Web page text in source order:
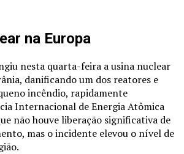
na Europa
nesta quarta-feira a usina nuclear
danificando um dos reatores e
incêndio, rapidamente
Internacional de Energia Atômica
não houve liberação significativa de
mas o incidente elevou o nível de